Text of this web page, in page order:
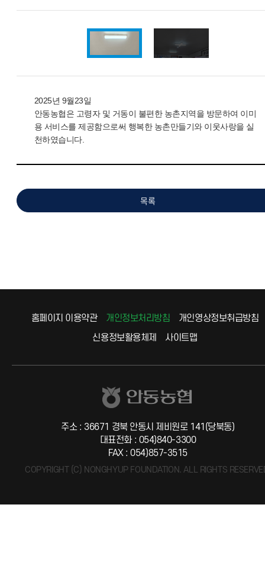
2025년 9월23일
안동농협은 고령자 및 거동이 불편한 농촌지역을 방문하여 이미
용 서비스를 제공함으로써 행복한 농촌만들기와 이웃사랑을 실
천하였습니다.
홈페이지 이용약관 개인정보처리방침
개인영상정보취급방침
신용정보활용체제
사이트맵
안동농협
주소 : 36671 경북 안동시 제비원로 141(당북동)
대표전화 : 054)840-3300
FAX : 054)857-3515
COPYRIGHT (C) NONGHYUP FOUNDATION. ALL RIGHTS